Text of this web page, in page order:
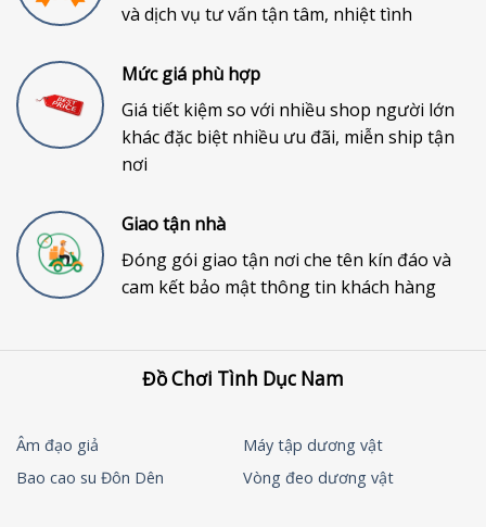
và dịch vụ tư vấn tận tâm, nhiệt tình
Mức giá phù hợp
Giá tiết kiệm so với nhiều shop người lớn
khác đặc biệt nhiều ưu đãi, miễn ship tận
nơi
Giao tận nhà
Đóng gói giao tận nơi che tên kín đáo và
cam kết bảo mật thông tin khách hàng
Đồ Chơi Tình Dục Nam
Âm đạo giả
Máy tập dương vật
Bao cao su Đôn Dên
Vòng đeo dương vật